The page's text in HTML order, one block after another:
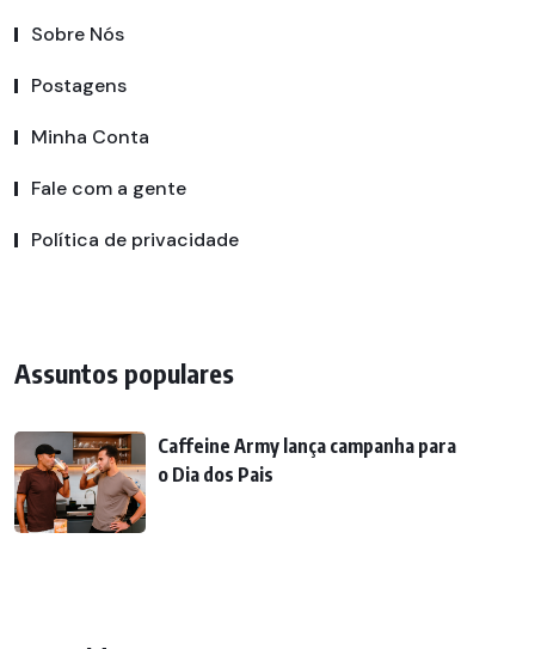
Sobre Nós
Postagens
Minha Conta
Fale com a gente
Política de privacidade
Assuntos populares
Caffeine Army lança campanha para
o Dia dos Pais